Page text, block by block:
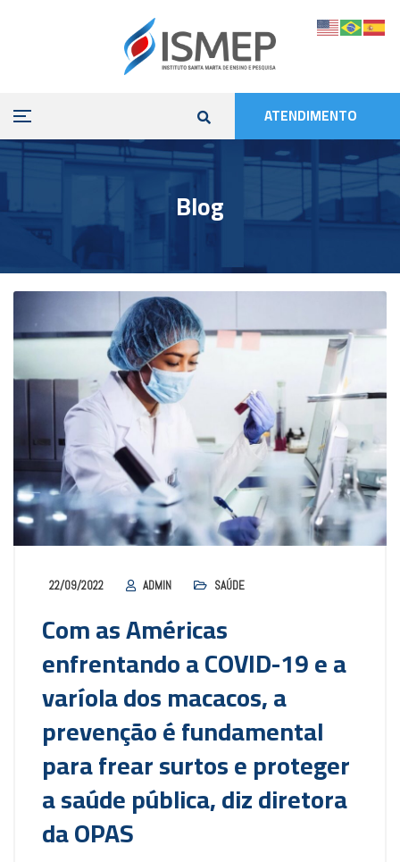
ATENDIMENTO
Blog
22/09/2022 ADMIN SAÚDE
Com as Américas
enfrentando a COVID-19 e a
varíola dos macacos, a
prevenção é fundamental
para frear surtos e proteger
a saúde pública, diz diretora
da OPAS